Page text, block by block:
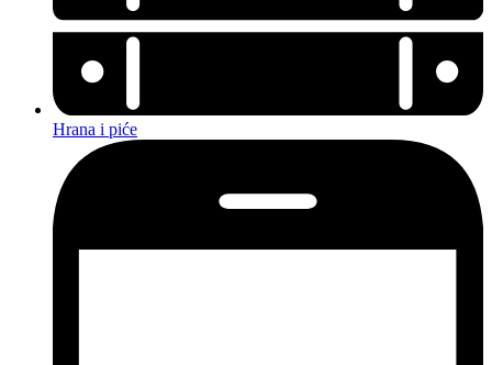
Hrana i piće